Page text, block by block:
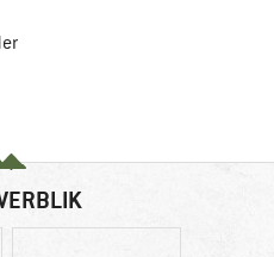
- oplysningerne får du